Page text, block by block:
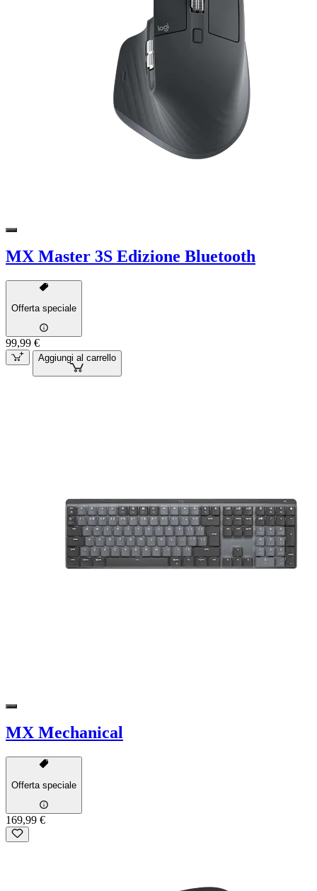
MX Master 3S Edizione Bluetooth
Offerta speciale
99,99 €
Aggiungi al carrello
MX Mechanical
Offerta speciale
169,99 €